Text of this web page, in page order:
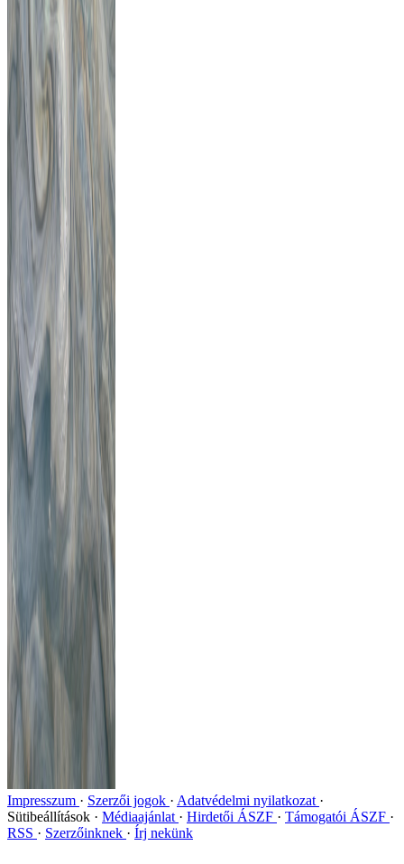
Impresszum Szerzői jogok
Adatvédelmi nyilatkozat
Sütibeállítások
Médiaajánlat Hirdetői ÁSZF
Támogatói ÁSZF
RSS
Szerzőinknek Írj nekünk